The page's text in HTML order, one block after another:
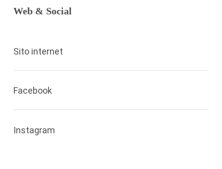
Web & Social
Sito internet
Facebook
Instagram